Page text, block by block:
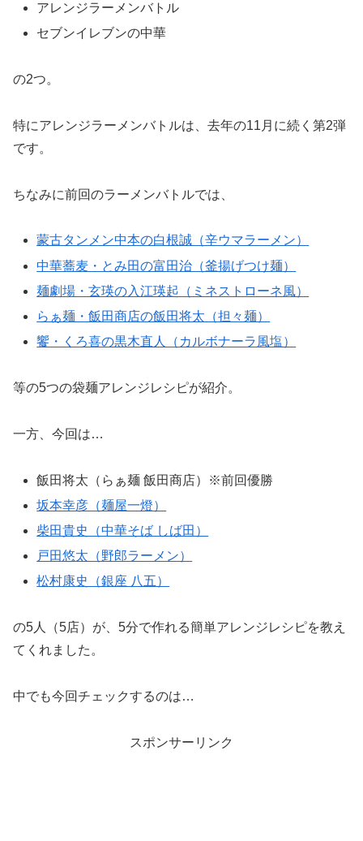
アレンジラーメンバトル
セブンイレブンの中華
の2つ。
特にアレンジラーメンバトルは、去年の11月に続く第2弾
です。
ちなみに前回のラーメンバトルでは、
蒙古タンメン中本の白根誠（辛ウマラーメン）
中華蕎麦・とみ田の富田治（釜揚げつけ麺）
麺劇場・玄瑛の入江瑛起（ミネストローネ風）
らぁ麺・飯田商店の飯田将太（担々麺）
饗・くろ喜の黒木直人（カルボナーラ風塩）
等の5つの袋麺アレンジレシピが紹介。
一方、今回は…
飯田将太（らぁ麺 飯田商店）※前回優勝
坂本幸彦（麺屋一燈）
柴田貴史（中華そば しば田）
戸田悠太（野郎ラーメン）
松村康史（銀座 八五）
の5人（5店）が、5分で作れる簡単アレンジレシピを教え
てくれました。
中でも今回チェックするのは…
スポンサーリンク